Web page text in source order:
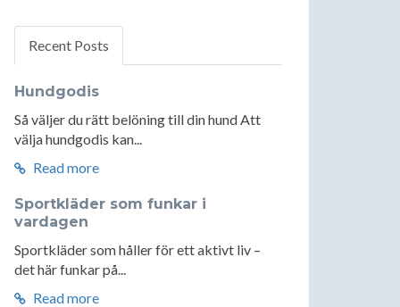
Recent Posts
Hundgodis
Så väljer du rätt belöning till din hund Att
välja hundgodis kan...
Read more
Sportkläder som funkar i
vardagen
Sportkläder som håller för ett aktivt liv –
det här funkar på...
Read more